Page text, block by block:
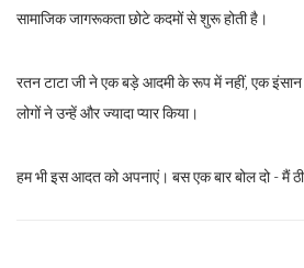
सामाजिक जागरूकता छोटे कदमों से शुरू होती है।
रतन टाटा जी ने एक बड़े आदमी के रूप में नहीं, एक
लोगों ने उन्हें और ज्यादा प्यार किया।
हम भी इस आदत को अपनाएं। बस एक बार बोल दो - मैं